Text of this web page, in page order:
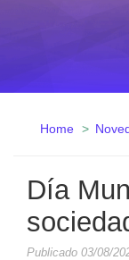
Home
Día
Publicado 03/08/